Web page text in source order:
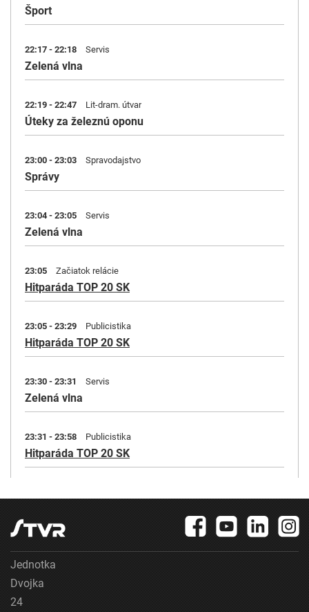
Šport
22:17 - 22:18 Servis
Zelená vlna
22:19 - 22:47 Lit-dram. útvar
Úteky za železnú oponu
23:00 - 23:03 Spravodajstvo
Správy
23:04 - 23:05 Servis
Zelená vlna
23:05 Začiatok relácie
Hitparáda TOP 20 SK
23:05 - 23:29 Publicistika
Hitparáda TOP 20 SK
23:30 - 23:31 Servis
Zelená vlna
23:31 - 23:58 Publicistika
Hitparáda TOP 20 SK
Jednotka
Dvojka
24